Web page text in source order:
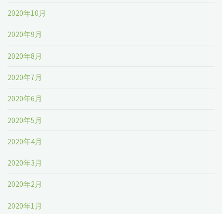
2020年10月
2020年9月
2020年8月
2020年7月
2020年6月
2020年5月
2020年4月
2020年3月
2020年2月
2020年1月